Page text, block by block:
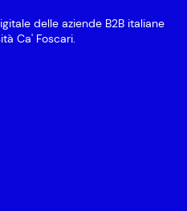
delle aziende B2B italiane
Ca' Foscari.